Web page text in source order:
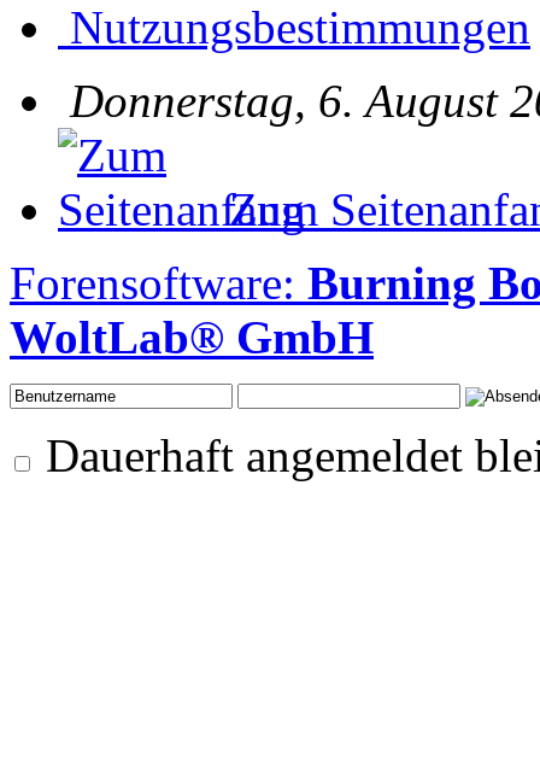
Nutzungsbestimmungen
Donnerstag, 6. August
Zum
Forensoftware: Burning
WoltLab® GmbH
Dauerhaft angemeldet